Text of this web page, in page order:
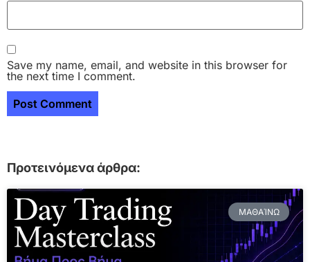
Save my name, email, and website in this browser for
the next time I comment.
Προτεινόμενα άρθρα:
ΜΑΘΑΊΝΩ